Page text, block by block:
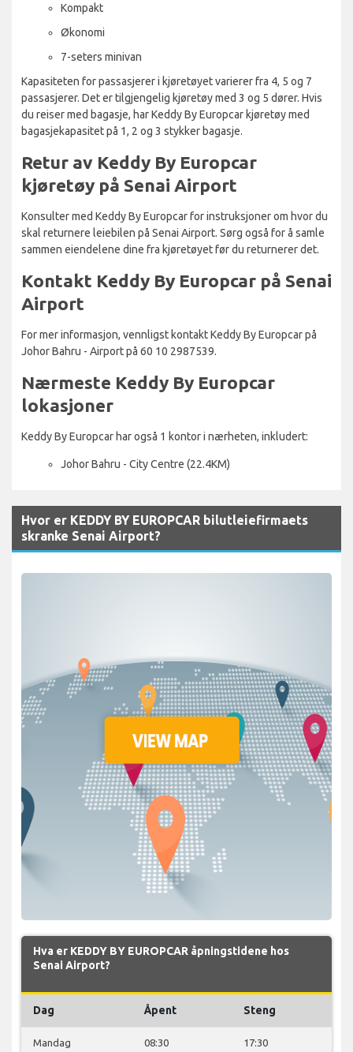
Kompakt
Økonomi
7-seters minivan
Kapasiteten for passasjerer i kjøretøyet varierer fra 4, 5 og 7
passasjerer. Det er tilgjengelig kjøretøy med 3 og 5 dører. Hvis
du reiser med bagasje, har Keddy By Europcar kjøretøy med
bagasjekapasitet på 1, 2 og 3 stykker bagasje.
Retur av Keddy By Europcar
kjøretøy på Senai Airport
Konsulter med Keddy By Europcar for instruksjoner om hvor du
skal returnere leiebilen på Senai Airport. Sørg også for å samle
sammen eiendelene dine fra kjøretøyet før du returnerer det.
Kontakt Keddy By Europcar på Senai
Airport
For mer informasjon, vennligst kontakt Keddy By Europcar på
Johor Bahru - Airport på 60 10 2987539.
Nærmeste Keddy By Europcar
lokasjoner
Keddy By Europcar har også 1 kontor i nærheten, inkludert:
Johor Bahru - City Centre (22.4KM)
Hvor er KEDDY BY EUROPCAR bilutleiefirmaets
skranke Senai Airport?
Hva er KEDDY BY EUROPCAR åpningstidene hos
Senai Airport?
Dag Åpent Steng
Mandag 08:30 17:30